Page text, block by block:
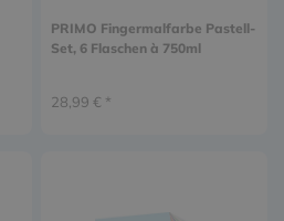
PRIMO Fingermalfarbe Pastell-
Set, 6 Flaschen à 750ml
28,99 € *